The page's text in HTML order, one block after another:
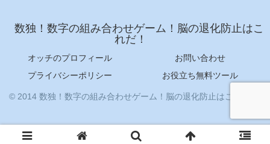
数独！数字の組み合わせゲーム！脳の退化防止はこ
れだ！
オッチのプロフィール
お問い合わせ
プライバシーポリシー
お役立ち無料ツール
© 2014 数独！数字の組み合わせゲーム！脳の退化防止はこれだ！.